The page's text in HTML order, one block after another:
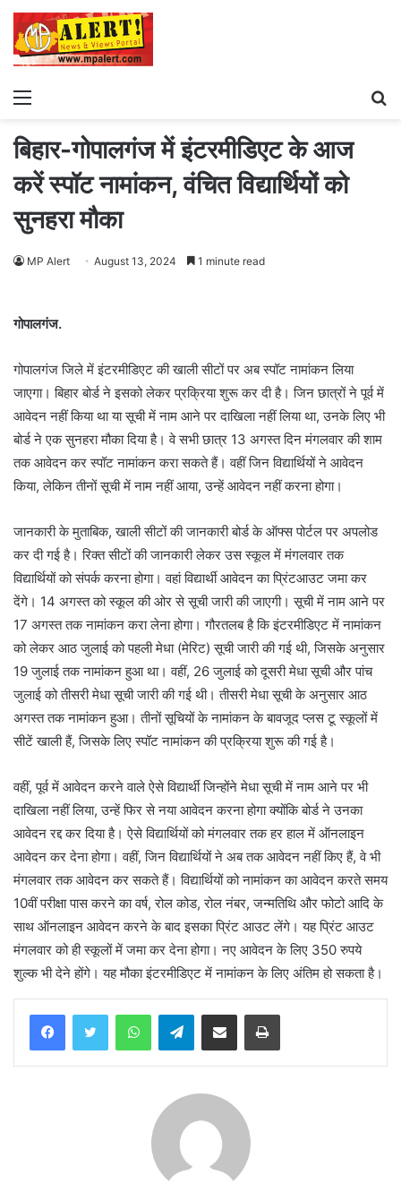
Menu
बिहार-गोपालगंज में इंटरमीडिएट के आज
करें स्पॉट नामांकन, वंचित विद्यार्थियों को
सुनहरा मौका
MP Alert August 13, 2024 1 minute read
गोपालगंज.
गोपालगंज जिले में इंटरमीडिएट की खाली सीटों पर अब स्पॉट नामांकन लिया
जाएगा। बिहार बोर्ड ने इसको लेकर प्रक्रिया शुरू कर दी है। जिन छात्रों ने पूर्व में
आवेदन नहीं किया था या सूची में नाम आने पर दाखिला नहीं लिया था, उनके लिए भी
बोर्ड ने एक सुनहरा मौका दिया है। वे सभी छात्र 13 अगस्त दिन मंगलवार की शाम
तक आवेदन कर स्पॉट नामांकन करा सकते हैं। वहीं जिन विद्यार्थियों ने आवेदन
किया, लेकिन तीनों सूची में नाम नहीं आया, उन्हें आवेदन नहीं करना होगा।
जानकारी के मुताबिक, खाली सीटों की जानकारी बोर्ड के ऑफ्स पोर्टल पर अपलोड
कर दी गई है। रिक्त सीटों की जानकारी लेकर उस स्कूल में मंगलवार तक
विद्यार्थियों को संपर्क करना होगा। वहां विद्यार्थी आवेदन का प्रिंटआउट जमा कर
देंगे। 14 अगस्त को स्कूल की ओर से सूची जारी की जाएगी। सूची में नाम आने पर
17 अगस्त तक नामांकन करा लेना होगा। गौरतलब है कि इंटरमीडिएट में नामांकन
को लेकर आठ जुलाई को पहली मेधा (मेरिट) सूची जारी की गई थी, जिसके अनुसार
19 जुलाई तक नामांकन हुआ था। वहीं, 26 जुलाई को दूसरी मेधा सूची और पांच
जुलाई को तीसरी मेधा सूची जारी की गई थी। तीसरी मेधा सूची के अनुसार आठ
अगस्त तक नामांकन हुआ। तीनों सूचियों के नामांकन के बावजूद प्लस टू स्कूलों में
सीटें खाली हैं, जिसके लिए स्पॉट नामांकन की प्रक्रिया शुरू की गई है।
वहीं, पूर्व में आवेदन करने वाले ऐसे विद्यार्थी जिन्होंने मेधा सूची में नाम आने पर भी
दाखिला नहीं लिया, उन्हें फिर से नया आवेदन करना होगा क्योंकि बोर्ड ने उनका
आवेदन रद्द कर दिया है। ऐसे विद्यार्थियों को मंगलवार तक हर हाल में ऑनलाइन
आवेदन कर देना होगा। वहीं, जिन विद्यार्थियों ने अब तक आवेदन नहीं किए हैं, वे भी
मंगलवार तक आवेदन कर सकते हैं। विद्यार्थियों को नामांकन का आवेदन करते समय
10वीं परीक्षा पास करने का वर्ष, रोल कोड, रोल नंबर, जन्मतिथि और फोटो आदि के
साथ ऑनलाइन आवेदन करने के बाद इसका प्रिंट आउट लेंगे। यह प्रिंट आउट
मंगलवार को ही स्कूलों में जमा कर देना होगा। नए आवेदन के लिए 350 रुपये
शुल्क भी देने होंगे। यह मौका इंटरमीडिएट में नामांकन के लिए अंतिम हो सकता है।
WhatsAppTelegramShare via Email Print